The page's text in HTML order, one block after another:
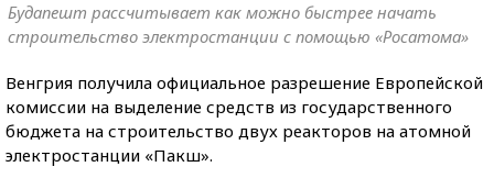
Будапешт рассчитывает как можно быстрее начать
строительство электростанции с помощью «Росатома»
Венгрия получила официальное разрешение Европейской
комиссии на выделение средств из государственного
бюджета на строительство двух реакторов на атомной
электростанции «Пакш».